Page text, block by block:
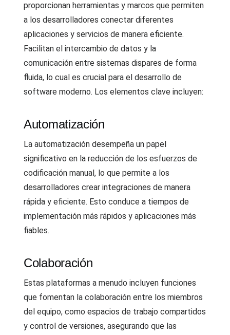
proporcionan herramientas y marcos que permiten
a los desarrolladores conectar diferentes
aplicaciones y servicios de manera eficiente.
Facilitan el intercambio de datos y la
comunicación entre sistemas dispares de forma
fluida, lo cual es crucial para el desarrollo de
software moderno. Los elementos clave incluyen:
Automatización
La automatización desempeña un papel
significativo en la reducción de los esfuerzos de
codificación manual, lo que permite a los
desarrolladores crear integraciones de manera
rápida y eficiente. Esto conduce a tiempos de
implementación más rápidos y aplicaciones más
fiables.
Colaboración
Estas plataformas a menudo incluyen funciones
que fomentan la colaboración entre los miembros
del equipo, como espacios de trabajo compartidos
y control de versiones, asegurando que las